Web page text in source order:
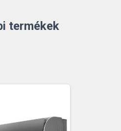
termékek